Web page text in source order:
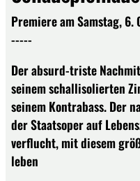
Premiere am Samstag,
-----
Der absurd-triste
seinem schallisolierten
seinem Kontrabass. Der
der Staatsoper auf
verflucht, mit diesem
leben